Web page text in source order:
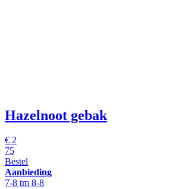
Hazelnoot gebak
€ 2
75
Bestel
Aanbieding
7-8 tm 8-8